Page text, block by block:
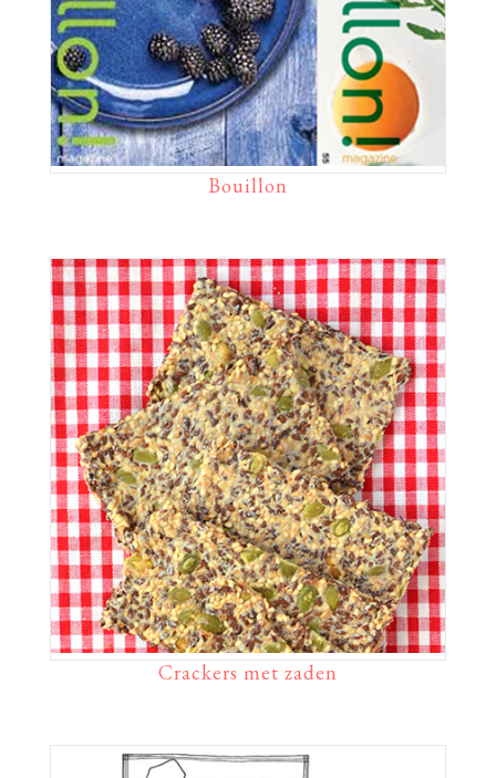
Bouillon
Crackers met zaden